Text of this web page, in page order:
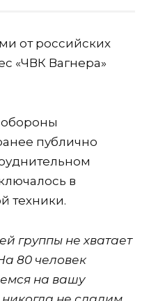
от российских
«ЧВК Вагнера»
обороны
публично
в
техники.
группы не хватает
80 человек
на вашу